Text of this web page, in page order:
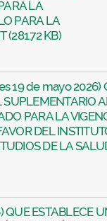
LA
PARA LA
(281.72 KB)
19 de mayo 2026)
PARA LA
DEL
DE LA
QUE ESTABLECE